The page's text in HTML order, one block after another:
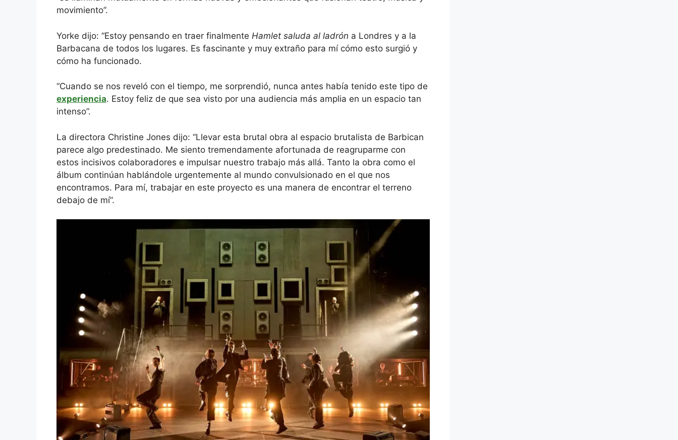
movimiento”.
Yorke dijo: “Estoy pensando en traer finalmente Hamlet saluda al ladrón a Londres y a la
Barbacana de todos los lugares. Es fascinante y muy extraño para mí cómo esto surgió y
cómo ha funcionado.
“Cuando se nos reveló con el tiempo, me sorprendió, nunca antes había tenido este tipo de
experiencia. Estoy feliz de que sea visto por una audiencia más amplia en un espacio tan
intenso”.
La directora Christine Jones dijo: “Llevar esta brutal obra al espacio brutalista de Barbican
parece algo predestinado. Me siento tremendamente afortunada de reagruparme con
estos incisivos colaboradores e impulsar nuestro trabajo más allá. Tanto la obra como el
álbum continúan hablándole urgentemente al mundo convulsionado en el que nos
encontramos. Para mí, trabajar en este proyecto es una manera de encontrar el terreno
debajo de mí”.